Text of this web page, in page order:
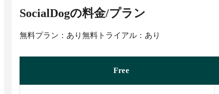
SocialDogの料金/プラン
無料プラン：あり 無料トライアル：あり
Free